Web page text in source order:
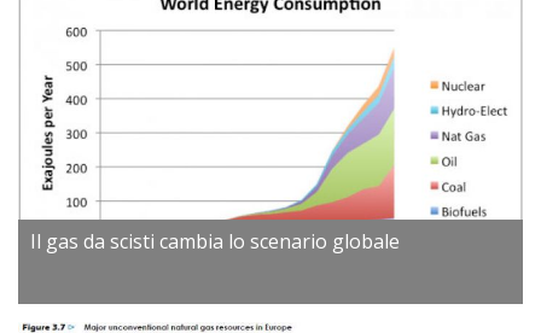
Il gas da scisti cambia lo scenario globale